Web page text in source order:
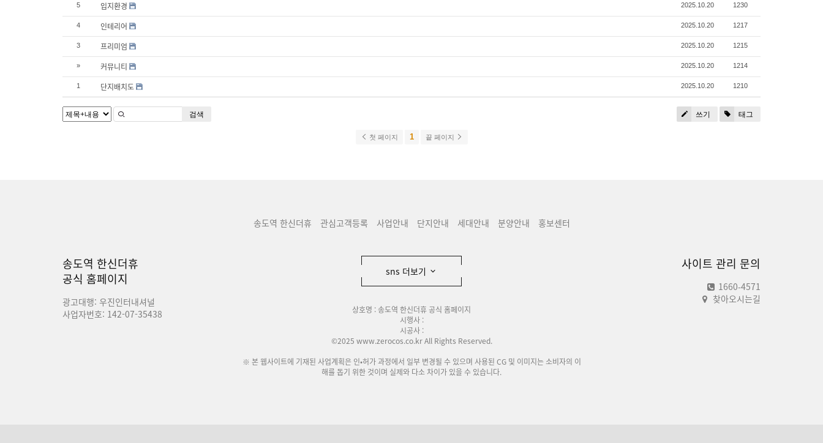
5 입지환경 2025.10.20 1230
4 인테리어 2025.10.20 1217
3 프리미엄 2025.10.20 1215
» 커뮤니티 2025.10.20 1214
1 단지배치도 2025.10.20 1210
쓰기 태그
검색
첫 페이지 1 끝 페이지
송도역 한신더휴 관심고객등록 사업안내 단지안내 세대안내 분양안내 홍보센터
송도역 한신더휴
공식 홈페이지
광고대행: 우진인터내셔널
사업자번호: 142-07-35438
사이트 관리 문의
1660-4571
찾아오시는길
sns 더보기
상호명 : 송도역 한신더휴 공식 홈페이지
시행사 :
시공사 :
©2025 www.zerocos.co.kr All Rights Reserved.
※ 본 웹사이트에 기재된 사업계획은 인•허가 과정에서 일부 변경될 수 있으며 사용된 CG 및 이미지는 소비자의 이
해를 돕기 위한 것이며 실제와 다소 차이가 있을 수 있습니다.